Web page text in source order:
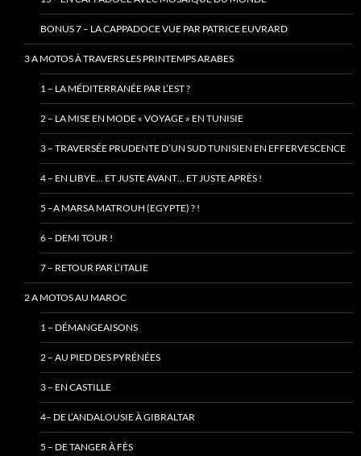
BONUS 7 – LA CAPPADOCE VUE PAR PATRICE EUVRARD
3 A MOTOS À TRAVERS LES PRINTEMPS ARABES
1 – LA MÉDITERRANÉE PAR L’EST ?
2 – LA MISE EN MODE « VOYAGE » EN TUNISIE
3 – TRAVERSÉE PRUDENTE D’UN SUD TUNISIEN EN EFFERVESCENCE
4 – EN LIBYE… ET JUSTE AVANT… ET JUSTE APRÈS !
5 –A MARSA MATROUH (EGYPTE) ? !
6 – DEMI TOUR !
7 – RETOUR PAR L’ITALIE
2 A MOTOS AU MAROC
1 – DÉMANGEAISONS
2 – AU PIED DES PYRÉNÉES
3 – EN CASTILLE
4– DE L’ANDALOUSIE À GIBRALTAR
5 – DE TANGER À FÈS